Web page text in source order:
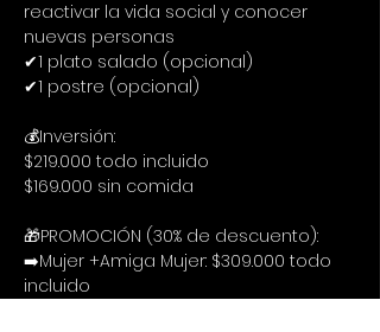
reactivar la vida social y conocer
nuevas personas
✔1 plato salado (opcional)
✔1 postre (opcional)
💰Inversión:
$219.000 todo incluido
$169.000 sin comida
🎁PROMOCIÓN (30% de descuento):
➡️Mujer +Amiga Mujer: $309.000 todo
incluido